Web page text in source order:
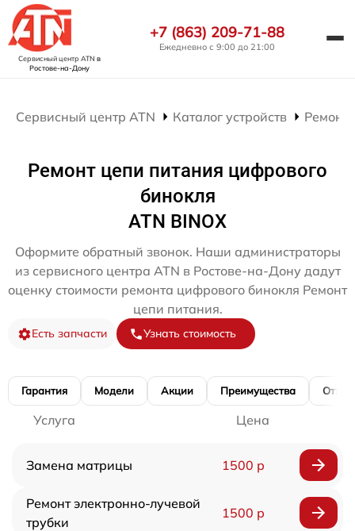
Сервисный центр ATN в
Ростове-на-Дону
+7 (863) 209-71-88
Ежедневно с 9:00 до 21:00
Сервисный центр ATN Каталог устройств Ремонт
Ремонт цепи питания цифрового
бинокля
ATN BINOX
Оформите обратный звонок. Наши администраторы
из сервисного центра ATN в Ростове-на-Дону дадут
оценку стоимости ремонта цифрового бинокля Ремонт
цепи питания.
Есть запчасти Узнать стоимость
Гарантия Модели Акции Преимущества
Услуга Цена
Замена матрицы 1500 р
Ремонт электронно-лучевой
трубки
1500 р